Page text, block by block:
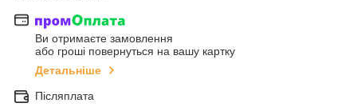
Ви отримаєте замовлення
або гроші повернуться на вашу картку
Детальніше
Післяплата